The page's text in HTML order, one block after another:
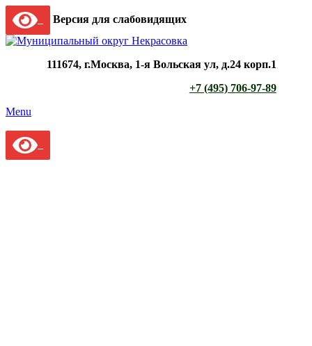
Версия для слабовидящих
111674, г.Москва, 1-я Вольская ул, д.24 корп.1
+7 (495) 706-97-89
Menu